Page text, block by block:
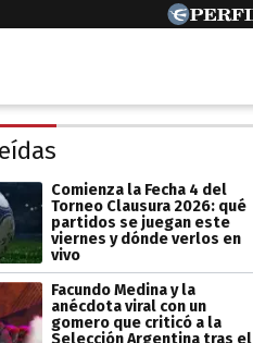
Comienza la Fecha 4 del
Torneo Clausura 2026: qué
partidos se juegan este
viernes y dónde verlos en
vivo
Facundo Medina y la
anécdota viral con un
gomero que criticó a la
Selección Argentina tras el